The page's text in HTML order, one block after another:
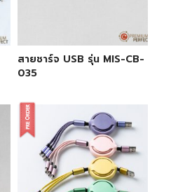
สายชาร์จ USB รุ่น MIS-CB-
035